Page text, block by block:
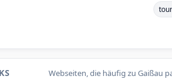
Webseiten, die häufig zu Gaißau